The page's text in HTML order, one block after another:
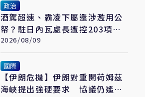
政治
酒駕超速、霸凌下屬還涉濫用公
帑？駐日內瓦處長遭控203項爭
議 外交部啟動調查
2026/08/09
國際
【伊朗危機】伊朗對重開荷姆茲
海峽提出強硬要求 協議仍遙不